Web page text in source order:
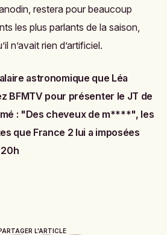
restera pour beaucoup
les plus parlants de la saison,
n’avait rien d’artificiel.
astronomique que Léa
BFMTV pour présenter le JT de
: "Des cheveux de m****", les
que France 2 lui a imposées
L'ARTICLE